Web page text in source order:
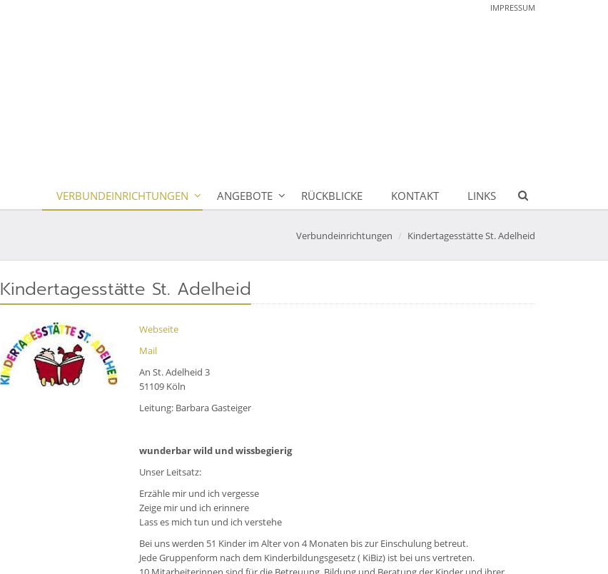
IMPRESSUM
VERBUNDEINRICHTUNGEN ANGEBOTE RÜCKBLICKE KONTAKT LINKS
Verbundeinrichtungen Kindertagesstätte St. Adelheid
Kindertagesstätte St. Adelheid
Webseite
Mail
An St. Adelheid 3
51109 Köln
Leitung: Barbara Gasteiger
wunderbar wild und wissbegierig
Unser Leitsatz:
Erzähle mir und ich vergesse
Zeige mir und ich erinnere
Lass es mich tun und ich verstehe
Bei uns werden 51 Kinder im Alter von 4 Monaten bis zur Einschulung betreut.
Jede Gruppenform nach dem Kinderbildungsgesetz ( KiBiz) ist bei uns vertreten.